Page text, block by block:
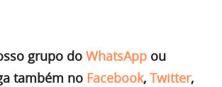
grupo do WhatsApp ou
também no Facebook, Twitter,